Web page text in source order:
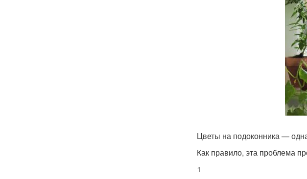
Цветы на подоконника —
Как правило, эта проблема
1